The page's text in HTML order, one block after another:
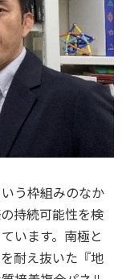
う枠組みのなか
持続可能性を検
います。南極と
耐え抜いた『地